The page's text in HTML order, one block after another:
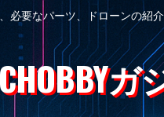
要なパーツ、ドローンの紹
ガ